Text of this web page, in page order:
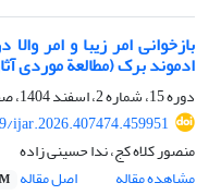
بازخوانی امر زیبا و امر
ادموند برک (مطالعة موردی
دوره 15، شماره 2، اسفند 1404، صفحه
ijar.2026.407474.459951
منصور کلاه کج، ندا حسینی زاده
مشاهده مقاله
اصل مقاله